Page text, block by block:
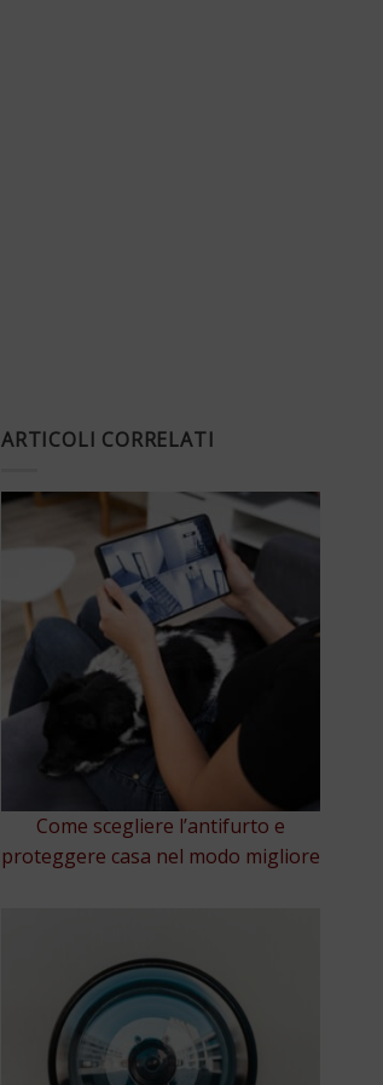
ARTICOLI CORRELATI
Come scegliere l’antifurto e
proteggere casa nel modo migliore